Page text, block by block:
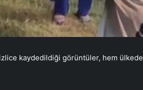
kaydedildiği görüntüler, hem ülkede